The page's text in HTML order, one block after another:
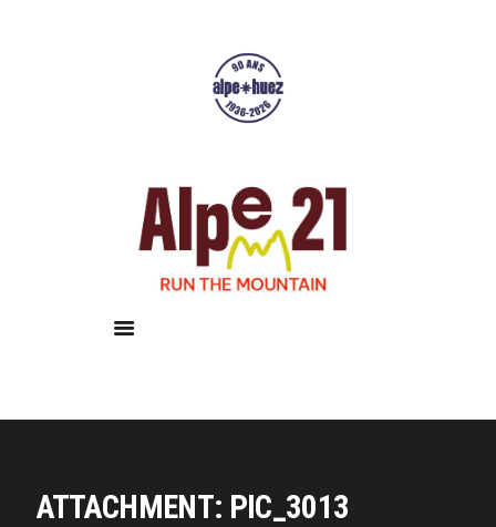
ATTACHMENT: PIC_3013
Résultats
Galerie
Infos pratiques